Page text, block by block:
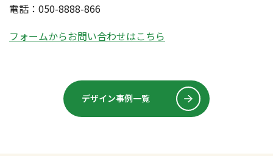
電話：050-8888-866
フォームからお問い合わせはこちら
デザイン事例一覧